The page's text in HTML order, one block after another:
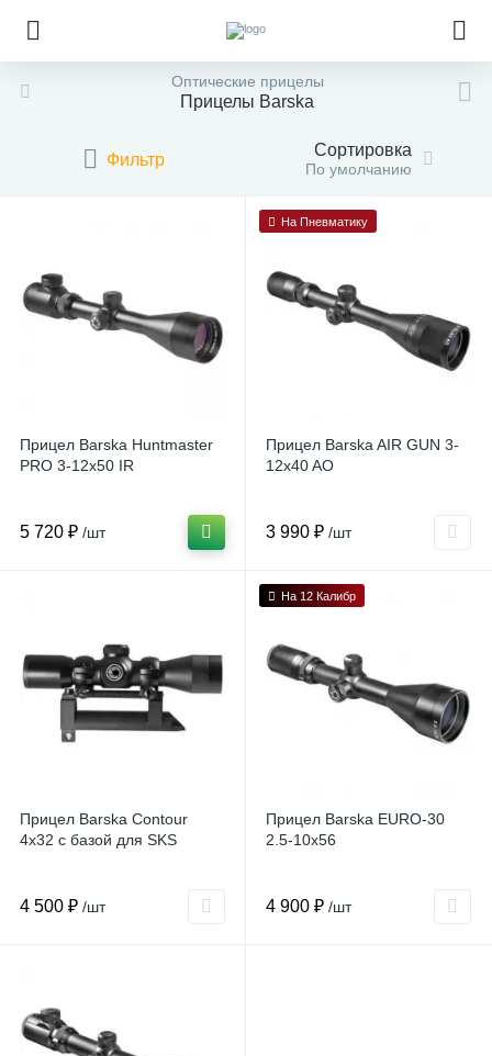
Оптические прицелы
Прицелы Barska
Фильтр Сортировка
По умолчанию
Прицел Barska Huntmaster
PRO 3-12x50 IR
5 720 ₽ /шт
На Пневматику
Прицел Barska AIR GUN 3-
12x40 AO
3 990 ₽ /шт
Прицел Barska Contour
4x32 с базой для SKS
4 500 ₽ /шт
На 12 Калибр
Прицел Barska EURO-30
2.5-10x56
4 900 ₽ /шт